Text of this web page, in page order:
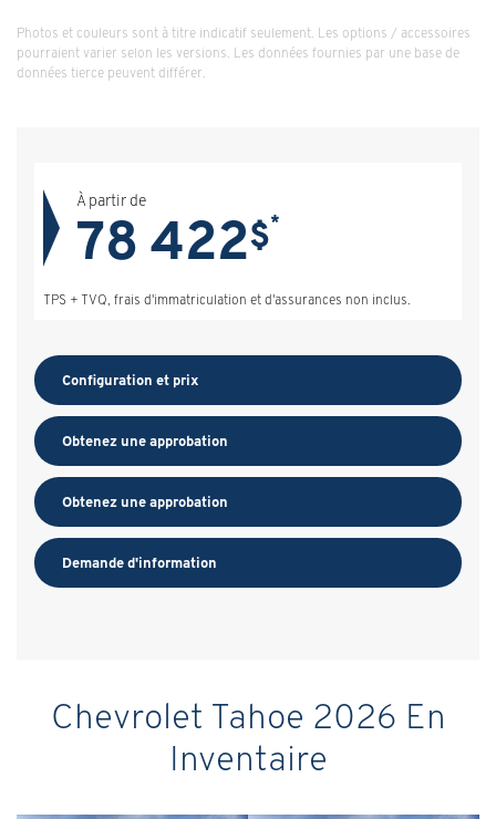
Photos et couleurs sont à titre indicatif seulement. Les options / accessoires
pourraient varier selon les versions. Les données fournies par une base de
données tierce peuvent différer.
Chevrolet Tahoe 2026 En
Inventaire
À partir de
78 422$*
TPS + TVQ, frais d'immatriculation et d'assurances non inclus.
Configuration et prix
Obtenez une approbation
Obtenez une approbation
Demande d'information